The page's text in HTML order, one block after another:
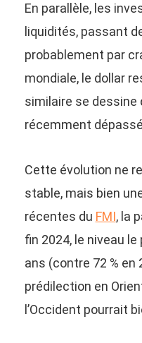
En parallèle, les
liquidités, passant
probablement par
mondiale, le dollar
similaire se dessine
récemment
Cette évolution ne
stable, mais bien
récentes du FMI, la
fin 2024, le niveau
ans (contre 72 % en
prédilection en
l’Occident pourrait